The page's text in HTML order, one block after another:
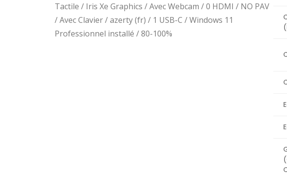
Tactile / Iris Xe Graphics / Avec Webcam / 0 HDMI / NO PAV
/ Avec Clavier / azerty (fr) / 1 USB-C / Windows 11
Professionnel installé / 80-100%